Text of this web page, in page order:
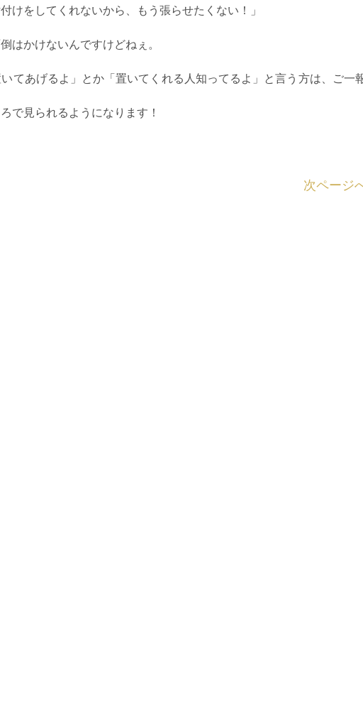
けをしてくれないから、もう張らせたくない！」
はかけないんですけどねぇ。
てあげるよ」とか「置いてくれる人知ってるよ」と言う方は、ご一
で見られるようになります！
次ページ